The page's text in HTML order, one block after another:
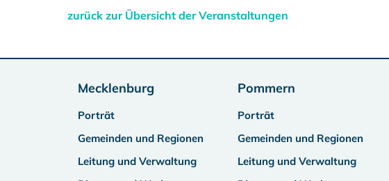
zurück zur Übersicht der Veranstaltungen
Mecklenburg
Porträt
Gemeinden und Regionen
Leitung und Verwaltung
Pommern
Porträt
Gemeinden und Regionen
Leitung und Verwaltung